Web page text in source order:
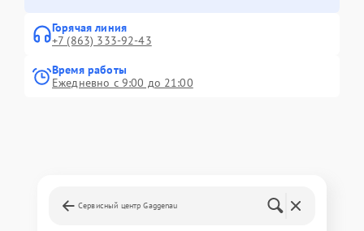
Горячая линия
+7 (863) 333-92-43
Время работы
Ежедневно с 9:00 до 21:00
Сервисный центр Gaggenau